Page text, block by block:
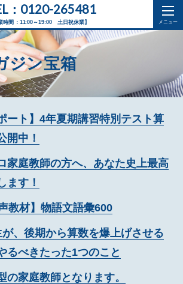
時間：11:00～19:00 土日祝休業】
：0120-265481
ジン宝箱
ート】4年夏期講習特別テスト算
開中！
家庭教師の方へ、あなた史上最高
ます！
教材】物語文語彙600
が、後期から算数を爆上げさせる
るべきたった1つのこと
の家庭教師となります。